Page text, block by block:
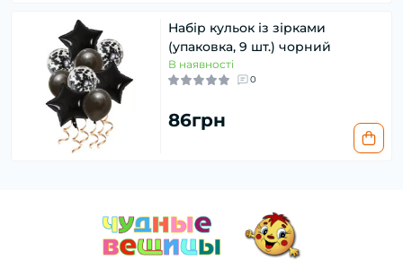
Набір кульок із зірками
(упаковка, 9 шт.) чорний
В наявності
0
86грн